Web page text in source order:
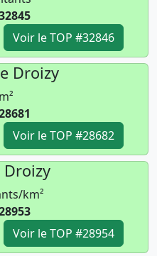
Voir le TOP #32846
Droizy
Voir le TOP #28682
Droizy
km²
Voir le TOP #28954